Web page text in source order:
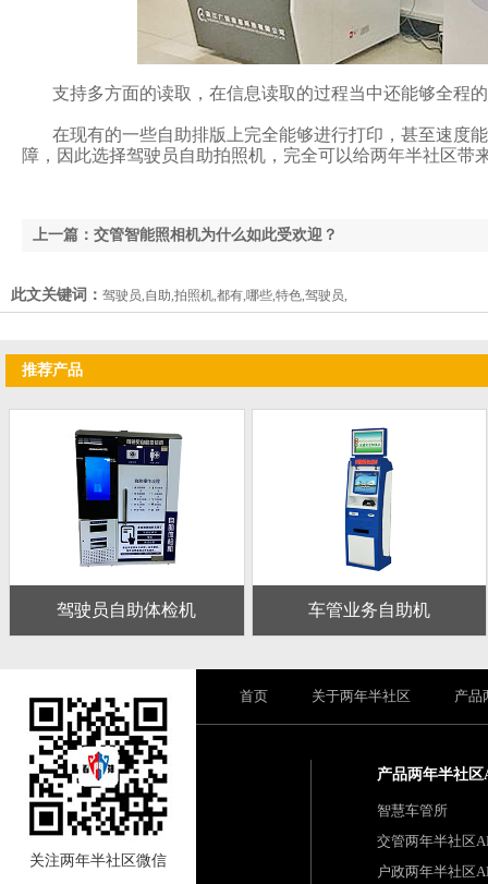
支持多方面的读取，在信息读取的过程当中还能够全程的录
在现有的一些自助排版上完全能够进行打印，甚至速度
障，因此选择驾驶员自助拍照机，完全可以给两年半社区带来
上一篇：交管智能照相机为什么如此受欢迎？
此文关键词： 驾驶员,自助,拍照机,都有,哪些,特色,驾驶员,
推荐产品
驾驶员自助体检机 车管业务自助机
关注两年半社区微信
首页 关于两年半社区 产品
产品两年半社区
智慧车管所
交管两年半社区
户政两年半社区